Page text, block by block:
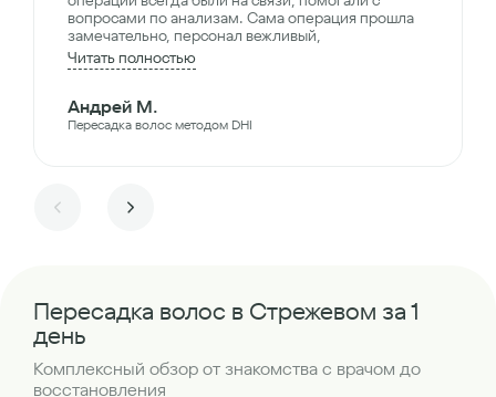
вопросами по анализам. Сама операция прошла
замечательно, персонал вежливый,
Читать полностью
Андрей М.
Пересадка волос методом DHI
Пересадка волос в Стрежевом за 1
день
Комплексный обзор от знакомства с врачом до
восстановления